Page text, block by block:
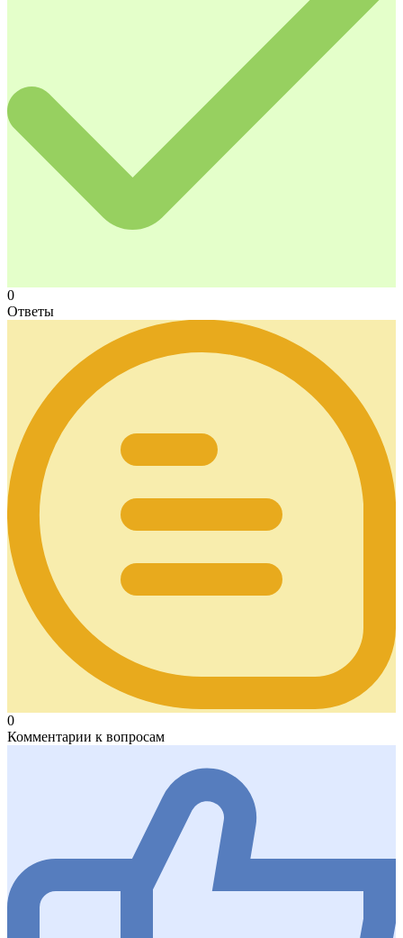
0
Ответы
0
Комментарии к вопросам